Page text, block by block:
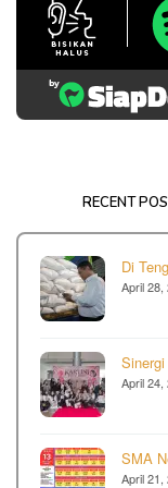
RECENT
Di
April 28,
April 24,
SMA
April 21,